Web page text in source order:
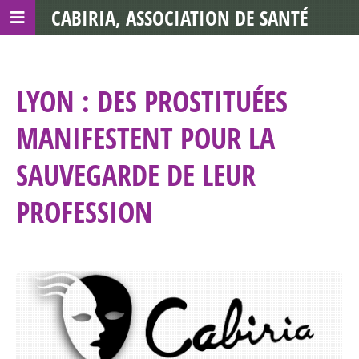
LYON : DES PROSTITUÉES
MANIFESTENT POUR LA
SAUVEGARDE DE LEUR
PROFESSION
CABIRIA, ASSOCIATION DE SANTÉ